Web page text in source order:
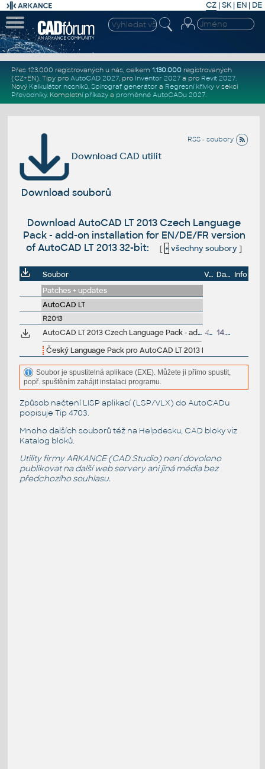
CZ | SK| EN | DE
Přes 123.000 registrovaných u nás, celkem 1.130.000registrovaných
(CZ+EN). Tipy pro AutoCAD 2027, pro Inventor 2027a pro Revit 2027.
Nový Kalkulátor nosníků, Spirograf generátor a Regresní křivkyv sekci
Převodníky. Kompletní příkazya proměnné AutoCADu 2027.
RSS - soubory
Download CAD utilit
Download souborů
Download AutoCAD LT 2013 Czech Language
Pack - add-on installation for EN/DE/FR version
of AutoCAD LT 2013 32-bit:
[ + všechny soubory]
Soubor Velikost Datum Info
Patches + updates
AutoCAD LT
R2013
AutoCAD LT 2013 Czech Language Pack - add-on installation for EN/DE/FR version of AutoCAD LT 2013 32-bit
Český Language Pack pro AutoCAD LT 2013 EN, 32-bit
46MB 14.4.2012
Soubor je spustitelná aplikace (EXE). Můžete ji přímo spustit,
popř. spuštěním zahájit instalaci programu.
Způsob načtení LISP aplikací (LSP/VLX) do AutoCADu
popisuje Tip 4703.
Mnoho dalších souborů též na Helpdesku, CAD bloky viz
Katalog bloků.
Utility firmy ARKANCE (CAD Studio) není dovoleno
publikovat na další web servery ani jiná média bez
předchozího souhlasu.